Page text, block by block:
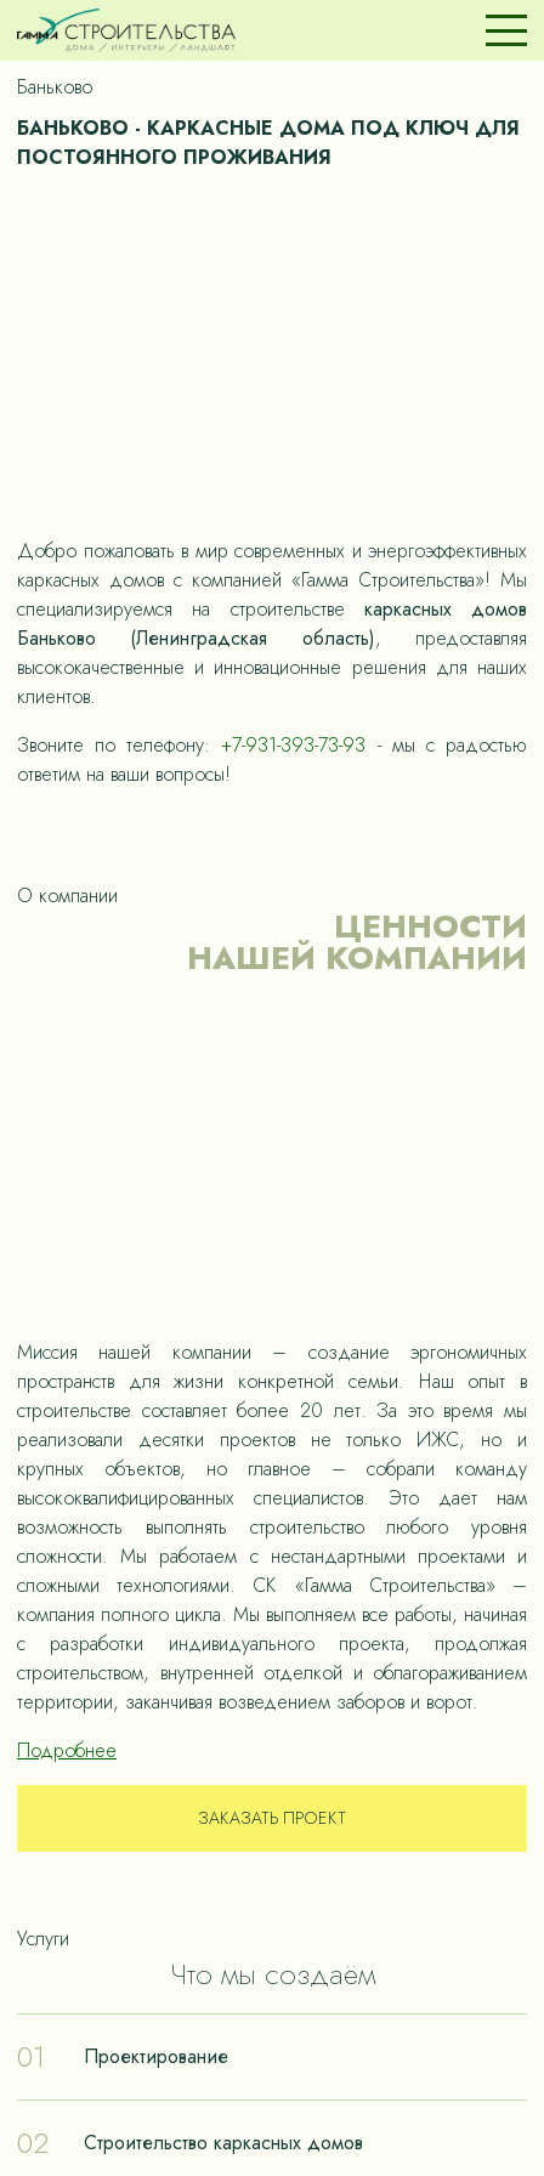
Баньково
БАНЬКОВО - КАРКАСНЫЕ ДОМА ПОД КЛЮЧ ДЛЯ
ПОСТОЯННОГО ПРОЖИВАНИЯ
Добро пожаловать в мир современных и энергоэффективных
каркасных домов с компанией «Гамма Строительства»! Мы
специализируемся на строительстве каркасных домов
Баньково (Ленинградская область), предоставляя
высококачественные и инновационные решения для наших
клиентов.
Звоните по телефону:+7-931-393-73-93 - мы с радостью
ответим на ваши вопросы!
О компании
ЦЕННОСТИ
НАШЕЙ КОМПАНИИ
Миссия нашей компании – создание эргономичных
пространств для жизни конкретной семьи. Наш опыт в
строительстве составляет более 20 лет. За это время мы
реализовали десятки проектов не только ИЖС, но и
крупных объектов, но главное – собрали команду
высококвалифицированных специалистов. Это дает нам
возможность выполнять строительство любого уровня
сложности. Мы работаем с нестандартными проектами и
сложными технологиями. СК «Гамма Строительства» –
компания полного цикла. Мы выполняем все работы, начиная
с разработки индивидуального проекта, продолжая
строительством, внутренней отделкой и облагораживанием
территории, заканчивая возведением заборов и ворот.
Подробнее
ЗАКАЗАТЬ ПРОЕКТ
Услуги
Что мы создаём
01
Проектирование
реализации мечты о собственном доме. Чтобы дом
02 Строительство каркасных домов